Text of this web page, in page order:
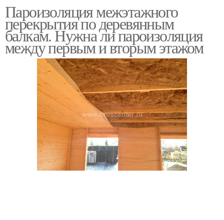
межэтажного
перекрытия
Пароизоляция межэтажного
перекрытия по деревянным
балкам. Нужна ли пароизоляция
между первым и вторым этажом